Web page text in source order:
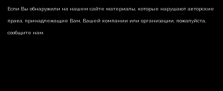
Если Вы обнаружили на нашем сайте материалы, которые нарушают авторские
права, принадлежащие Вам, Вашей компании или организации, пожалуйста,
сообщите нам.